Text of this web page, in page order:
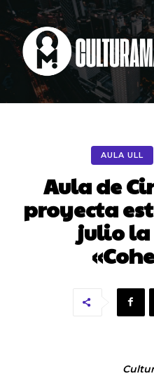
AULA ULL
Aula de
proyecta
julio